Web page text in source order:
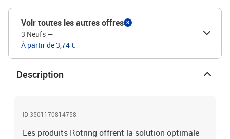
Voir toutes les autres offres 3
3 Neufs —
À partir de 3,74 €
Description
ID 3501170814758
Les produits Rotring offrent la solution optimale